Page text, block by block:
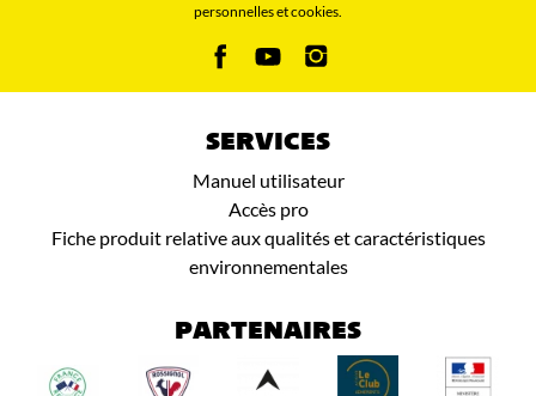
personnelles et cookies.
SERVICES
Manuel utilisateur
Accès pro
Fiche produit relative aux qualités et caractéristiques
environnementales
PARTENAIRES